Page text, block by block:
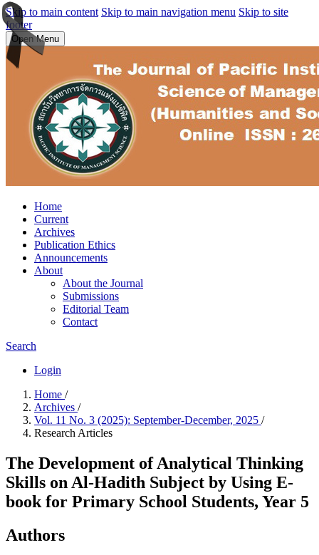
Skip to main content Skip to main navigation menu Skip to site
footer
Open Menu
Home
Current
Archives
Publication Ethics
Announcements
About
About the Journal
Submissions
Editorial Team
Contact
Search
Login
Home /
Archives /
Vol. 11 No. 3 (2025): September-December, 2025 /
Research Articles
The Development of Analytical Thinking
Skills on Al-Hadith Subject by Using E-
book for Primary School Students, Year 5
Authors